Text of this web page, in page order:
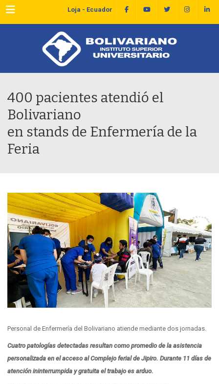
Menu Loja - Ecuador
400 pacientes atendió el
Bolivariano
en stands de Enfermería de la
Feria
Personal de Enfermería del Bolivariano atiende mediante dos jornadas.
Cuatro patologías detectadas resultan como promedio de la asistencia
personalizada en el acceso al Complejo ferial de Jipiro. Durante 11 días de
atención ininterrumpida y gratuita el trabajo es arduo.